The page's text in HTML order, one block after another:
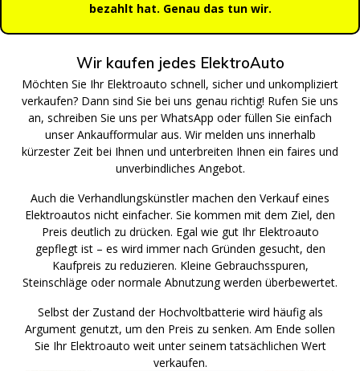
bezahlt hat. Genau das tun wir.
Wir kaufen jedes ElektroAuto
Möchten Sie Ihr Elektroauto schnell, sicher und unkompliziert
verkaufen? Dann sind Sie bei uns genau richtig! Rufen Sie uns
an, schreiben Sie uns per WhatsApp oder füllen Sie einfach
unser Ankaufformular aus. Wir melden uns innerhalb
kürzester Zeit bei Ihnen und unterbreiten Ihnen ein faires und
unverbindliches Angebot.
Auch die Verhandlungskünstler machen den Verkauf eines
Elektroautos nicht einfacher. Sie kommen mit dem Ziel, den
Preis deutlich zu drücken. Egal wie gut Ihr Elektroauto
gepflegt ist – es wird immer nach Gründen gesucht, den
Kaufpreis zu reduzieren. Kleine Gebrauchsspuren,
Steinschläge oder normale Abnutzung werden überbewertet.
Selbst der Zustand der Hochvoltbatterie wird häufig als
Argument genutzt, um den Preis zu senken. Am Ende sollen
Sie Ihr Elektroauto weit unter seinem tatsächlichen Wert
verkaufen.